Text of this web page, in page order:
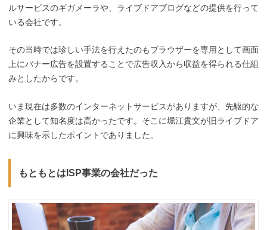
ルサービスのギガメーラや、ライブドアブログなどの提供を行って
いる会社です。
その当時では珍しい手法を行えたのもブラウザーを専用として画面
上にバナー広告を設置することで広告収入から収益を得られる仕組
みとしたからです。
いま現在は多数のインターネットサービスがありますが、先駆的な
企業として知名度は高かったです。そこに堀江貴文が旧ライブドア
に興味を示したポイントでありました。
もともとはISP事業の会社だった